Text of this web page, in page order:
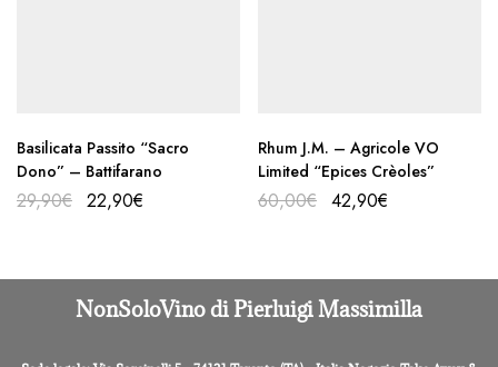
Basilicata Passito “Sacro
Dono” – Battifarano
29,90€ 22,90€
Rhum J.M. – Agricole VO
Limited “Epices Crèoles”
60,00€ 42,90€
NonSoloVino di Pierluigi Massimilla